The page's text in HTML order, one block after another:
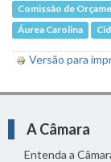
Comissão de
Áurea Carolina
Versão para
A Câmara
Entenda a